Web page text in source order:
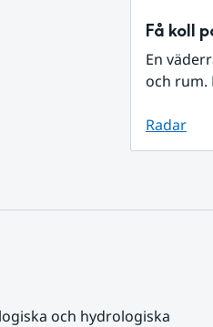
Få koll
En
och rum.
Radar
och hydrologiska